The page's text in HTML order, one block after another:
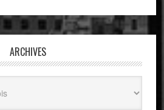
ARCHIVES